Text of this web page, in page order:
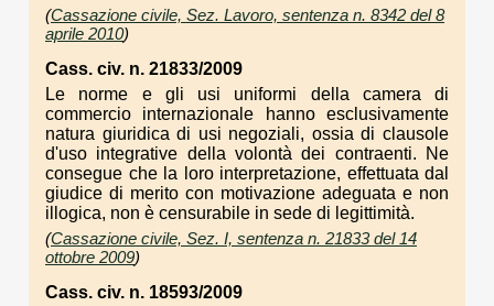
(Cassazione civile, Sez. Lavoro, sentenza n. 8342 del 8
aprile 2010)
Cass. civ. n. 21833/2009
Le norme e gli usi uniformi della camera di
commercio internazionale hanno esclusivamente
natura giuridica di usi negoziali, ossia di clausole
d'uso integrative della volontà dei contraenti. Ne
consegue che la loro interpretazione, effettuata dal
giudice di merito con motivazione adeguata e non
illogica, non è censurabile in sede di legittimità.
(Cassazione civile, Sez. I, sentenza n. 21833 del 14
ottobre 2009)
Cass. civ. n. 18593/2009